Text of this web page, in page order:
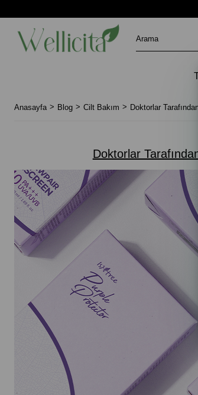
Anasayfa Blog Cilt Bakım Doktorlar
Doktorlar